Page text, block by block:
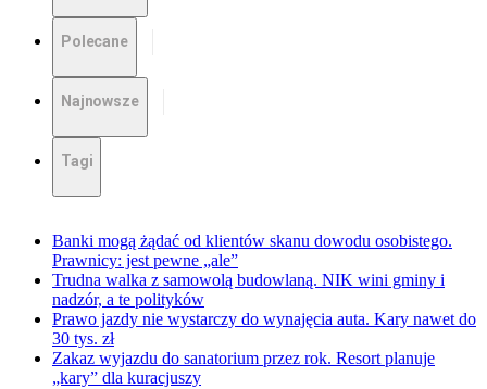
Polecane
Najnowsze
Tagi
Banki mogą żądać od klientów skanu dowodu osobistego.
Prawnicy: jest pewne „ale”
Trudna walka z samowolą budowlaną. NIK wini gminy i
nadzór, a te polityków
Prawo jazdy nie wystarczy do wynajęcia auta. Kary nawet do
30 tys. zł
Zakaz wyjazdu do sanatorium przez rok. Resort planuje
„kary” dla kuracjuszy